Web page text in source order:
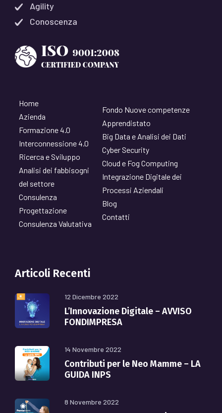
Agility
Conoscenza
Home
Azienda
Formazione 4.0
Interconnessione 4.0
Ricerca e Sviluppo
Analisi dei fabbisogni
del settore
Consulenza
Progettazione
Consulenza Valutativa
Fondo Nuove competenze
Apprendistato
Big Data e Analisi dei Dati
Cyber Security
Cloud e Fog Computing
Integrazione Digitale dei
Processi Aziendali
Blog
Contatti
Articoli Recenti
12 Dicembre 2022
L’Innovazione Digitale – AVVISO
FONDIMPRESA
14 Novembre 2022
Contributi per le Neo Mamme – LA
GUIDA INPS
8 Novembre 2022